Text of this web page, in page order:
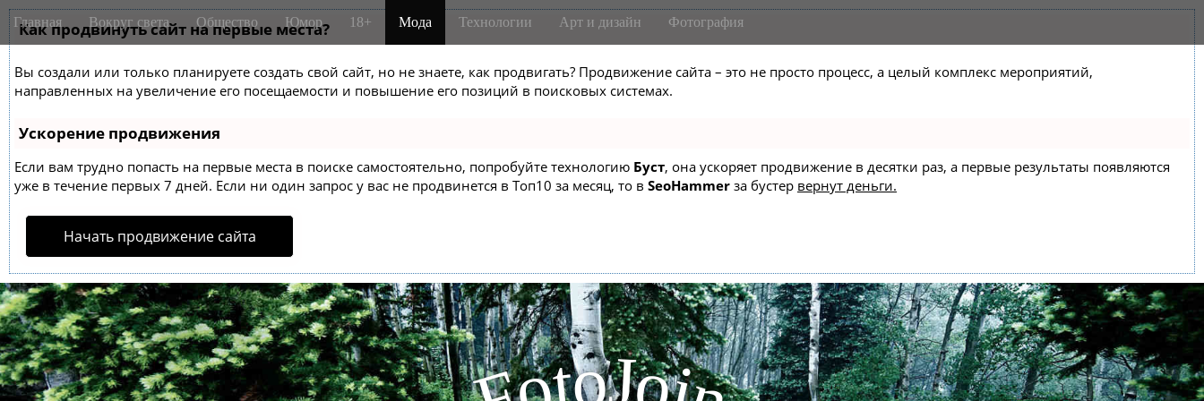
Как продвинуть сайт на первые места?
Вы создали или только планируете создать свой сайт, но не знаете, как продвигать? Продвижение сайта – это не просто процесс, а целый комплекс мероприятий,
направленных на увеличение его посещаемости и повышение его позиций в поисковых системах.
Ускорение продвижения
Если вам трудно попасть на первые места в поиске самостоятельно, попробуйте технологию Буст, она ускоряет продвижение в десятки раз, а первые результаты появляются
уже в течение первых 7 дней. Если ни один запрос у вас не продвинется в Топ10 за месяц, то в SeoHammer за бустер вернут деньги.
Начать продвижение сайта
M
a
n
m
e
n
u
i
Главная Вокруг света Общество Юмор 18+ Мода Технологии Арт и дизайн Фотография
toJ